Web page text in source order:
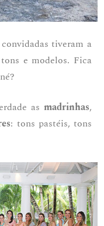
tiveram a
e modelos. Fica
as madrinhas,
: tons pastéis, tons